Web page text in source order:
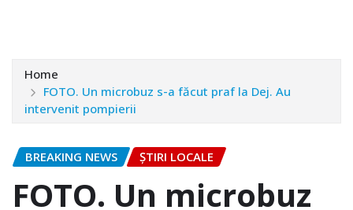
Home
FOTO. Un microbuz s-a făcut praf la Dej. Au
intervenit pompierii
BREAKING NEWS ȘTIRI LOCALE
FOTO. Un microbuz